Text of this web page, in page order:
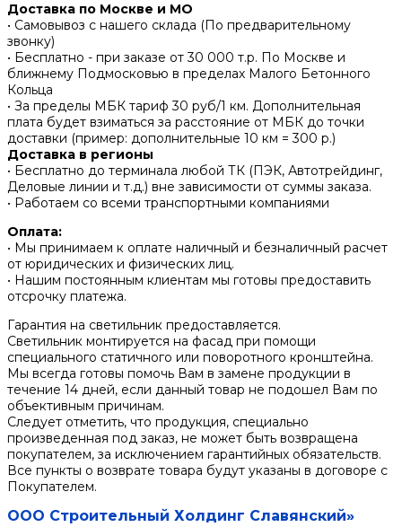
Доставка по Москве и МО
• Самовывоз с нашего склада (По предварительному
звонку)
• Бесплатно - при заказе от 30 000 т.р. По Москве и
ближнему Подмосковью в пределах Малого Бетонного
Кольца
• За пределы МБК тариф 30 руб/1 км. Дополнительная
плата будет взиматься за расстояние от МБК до точки
доставки (пример: дополнительные 10 км = 300 р.)
Доставка в регионы
• Бесплатно до терминала любой ТК (ПЭК, Автотрейдинг,
Деловые линии и т.д.) вне зависимости от суммы заказа.
• Работаем со всеми транспортными компаниями
Оплата:
• Мы принимаем к оплате наличный и безналичный расчет
от юридических и физических лиц.
• Нашим постоянным клиентам мы готовы предоставить
отсрочку платежа.
Гарантия на светильник предоставляется.
Светильник монтируется на фасад при помощи
специального статичного или поворотного кронштейна.
Мы всегда готовы помочь Вам в замене продукции в
течение 14 дней, если данный товар не подошел Вам по
объективным причинам.
Следует отметить, что продукция, специально
произведенная под заказ, не может быть возвращена
покупателем, за исключением гарантийных обязательств.
Все пункты о возврате товара будут указаны в договоре с
Покупателем.
ООО Строительный Холдинг Славянский»